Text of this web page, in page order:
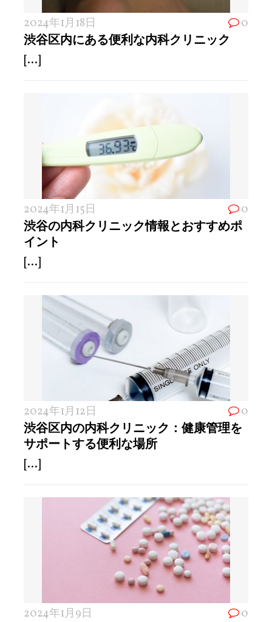
2024年1月18日 0
渋谷区内にある便利な内科クリニック
[...]
2024年1月15日 0
渋谷の内科クリニック情報とおすすめポ
イント
[...]
2024年1月12日 0
渋谷区内の内科クリニック：健康管理を
サポートする便利な場所
[...]
2024年1月9日 0